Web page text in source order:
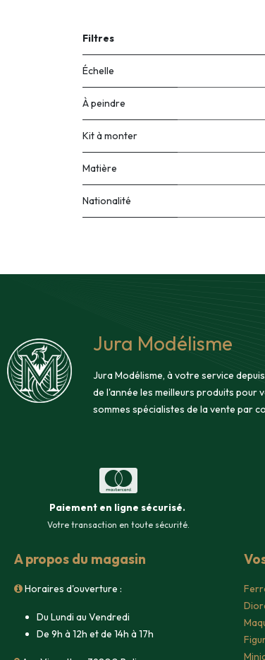
Filtres
Échelle
À peindre
Kit à monter
Matière
Nationalité
Jura Modélisme
Jura Modélisme, à votre service
de l'année les meilleurs produits pour
sommes spécialistes de la vente par
Paiement en ligne sécurisé.
Votre transaction en toute sécurité.
A propos du magasin
Horaires d'ouverture :
Du Lundi au Vendredi
De 9h à 12h et de 14h à 17h